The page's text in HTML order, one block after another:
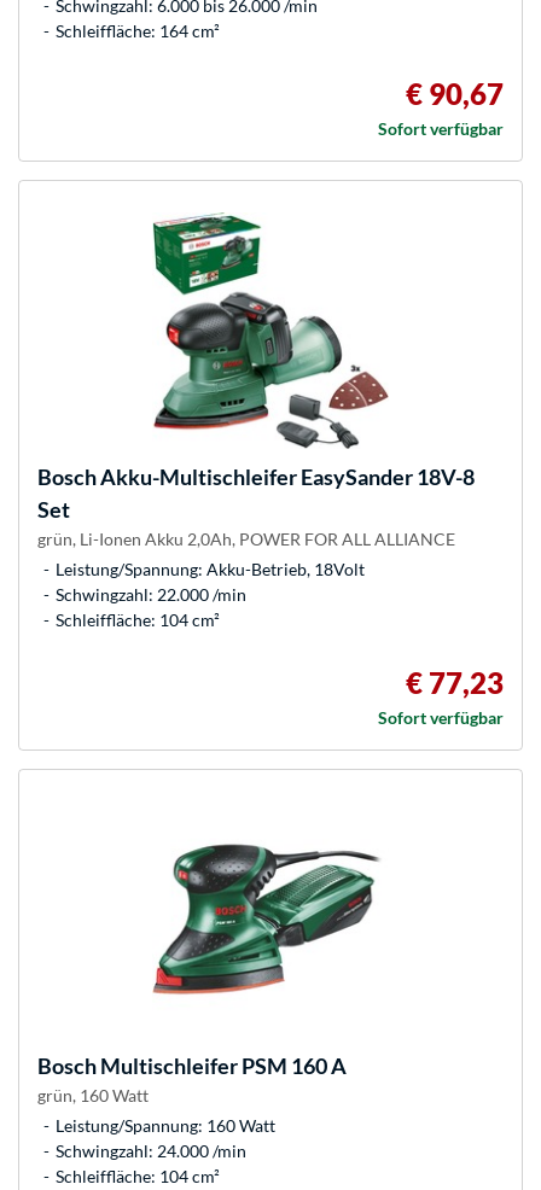
Schwingzahl: 6.000 bis 26.000 /min
Schleiffläche: 164 cm²
€ 90,67
Sofort verfügbar
BoschAkku-Multischleifer EasySander 18V-8
Set
grün, Li-Ionen Akku 2,0Ah, POWER FOR ALL ALLIANCE
Leistung/Spannung: Akku-Betrieb, 18Volt
Schwingzahl: 22.000 /min
Schleiffläche: 104 cm²
€ 77,23
Sofort verfügbar
BoschMultischleifer PSM 160 A
grün, 160 Watt
Leistung/Spannung: 160 Watt
Schwingzahl: 24.000 /min
Schleiffläche: 104 cm²